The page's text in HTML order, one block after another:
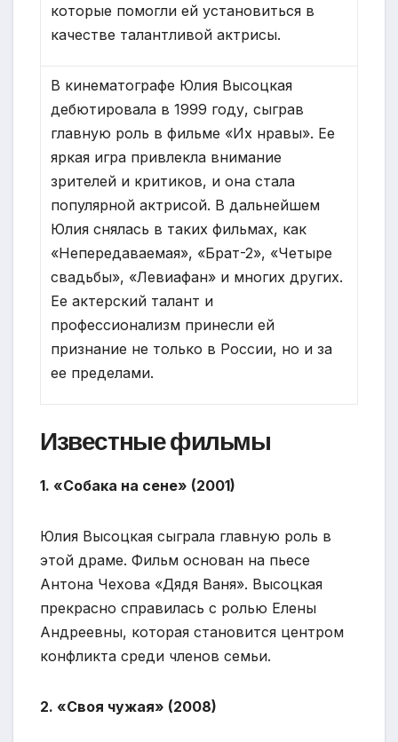
которые помогли ей установиться в
качестве талантливой актрисы.
В кинематографе Юлия Высоцкая
дебютировала в 1999 году, сыграв
главную роль в фильме «Их нравы». Ее
яркая игра привлекла внимание
зрителей и критиков, и она стала
популярной актрисой. В дальнейшем
Юлия снялась в таких фильмах, как
«Непередаваемая», «Брат-2», «Четыре
свадьбы», «Левиафан» и многих других.
Ее актерский талант и
профессионализм принесли ей
признание не только в России, но и за
ее пределами.
Известные фильмы
1. «Собака на сене» (2001)
Юлия Высоцкая сыграла главную роль в
этой драме. Фильм основан на пьесе
Антона Чехова «Дядя Ваня». Высоцкая
прекрасно справилась с ролью Елены
Андреевны, которая становится центром
конфликта среди членов семьи.
2. «Своя чужая» (2008)